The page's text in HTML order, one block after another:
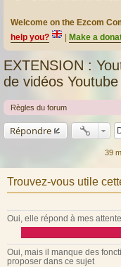
Welcome on the Ezcom
help you?
Make a
EXTENSION :
de vidéos Youtube
Règles du forum
Répondre
39
Trouvez-vous utile
Oui, elle répond à mes
Oui, mais il manque des
proposer dans ce sujet